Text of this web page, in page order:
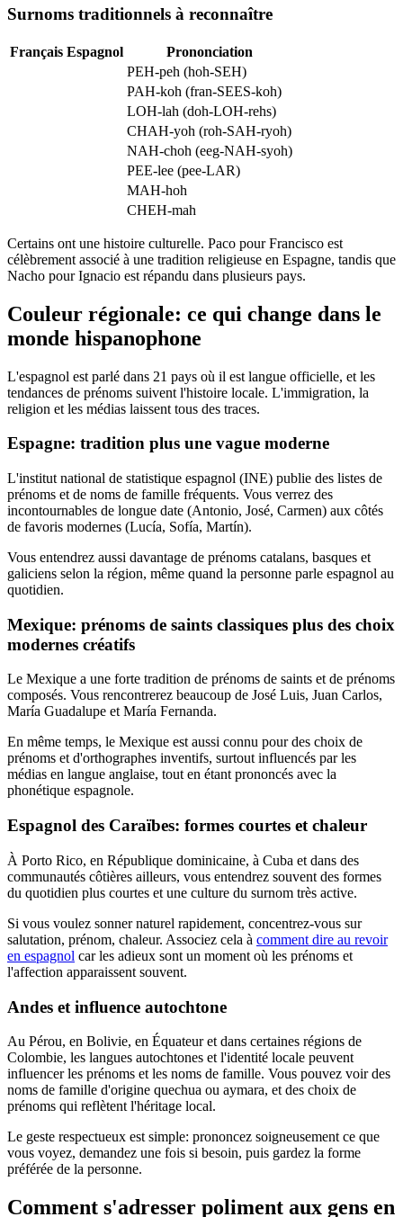
Surnoms traditionnels à reconnaître
Français Espagnol
Prononciation
PEH-peh (hoh-SEH)
PAH-koh (fran-SEES-koh)
LOH-lah (doh-LOH-rehs)
CHAH-yoh (roh-SAH-ryoh)
NAH-choh (eeg-NAH-syoh)
PEE-lee (pee-LAR)
MAH-hoh
CHEH-mah
Certains ont une histoire culturelle. Paco pour Francisco est
célèbrement associé à une tradition religieuse en Espagne, tandis que
Nacho pour Ignacio est répandu dans plusieurs pays.
Couleur régionale: ce qui change dans le
monde hispanophone
L'espagnol est parlé dans 21 pays où il est langue officielle, et les
tendances de prénoms suivent l'histoire locale. L'immigration, la
religion et les médias laissent tous des traces.
Espagne: tradition plus une vague moderne
L'institut national de statistique espagnol (INE) publie des listes de
prénoms et de noms de famille fréquents. Vous verrez des
incontournables de longue date (Antonio, José, Carmen) aux côtés
de favoris modernes (Lucía, Sofía, Martín).
Vous entendrez aussi davantage de prénoms catalans, basques et
galiciens selon la région, même quand la personne parle espagnol au
quotidien.
Mexique: prénoms de saints classiques plus des choix
modernes créatifs
Le Mexique a une forte tradition de prénoms de saints et de prénoms
composés. Vous rencontrerez beaucoup de José Luis, Juan Carlos,
María Guadalupe et María Fernanda.
En même temps, le Mexique est aussi connu pour des choix de
prénoms et d'orthographes inventifs, surtout influencés par les
médias en langue anglaise, tout en étant prononcés avec la
phonétique espagnole.
Espagnol des Caraïbes: formes courtes et chaleur
À Porto Rico, en République dominicaine, à Cuba et dans des
communautés côtières ailleurs, vous entendrez souvent des formes
du quotidien plus courtes et une culture du surnom très active.
Si vous voulez sonner naturel rapidement, concentrez-vous sur
salutation, prénom, chaleur. Associez cela à comment dire au revoir
en espagnol car les adieux sont un moment où les prénoms et
l'affection apparaissent souvent.
Andes et influence autochtone
Au Pérou, en Bolivie, en Équateur et dans certaines régions de
Colombie, les langues autochtones et l'identité locale peuvent
influencer les prénoms et les noms de famille. Vous pouvez voir des
noms de famille d'origine quechua ou aymara, et des choix de
prénoms qui reflètent l'héritage local.
Le geste respectueux est simple: prononcez soigneusement ce que
vous voyez, demandez une fois si besoin, puis gardez la forme
préférée de la personne.
Comment s'adresser poliment aux gens en